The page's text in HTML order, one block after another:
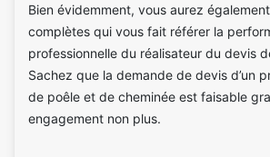
Bien évidemment, vous aurez
complètes qui vous fait référer la
professionnelle du réalisateur du devis
Sachez que la demande de devis d’un
de poêle et de cheminée est faisable
engagement non plus.